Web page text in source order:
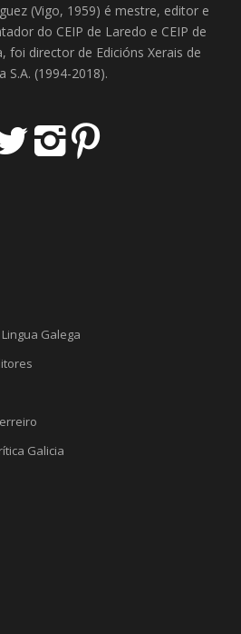
(Vigo, 1959) é mestre, editor e
do CEIP de Laredo e CEIP de
foi director de Edicións Xerais de
S.A. (1994-2018).
Galega
Galicia